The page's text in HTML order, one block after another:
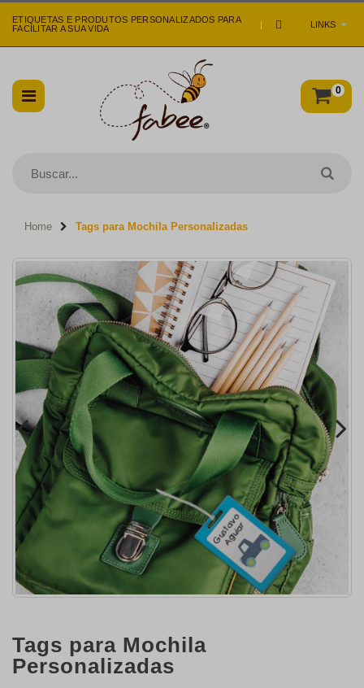
LINKS
ETIQUETAS E PRODUTOS PERSONALIZADOS PARA
FACILITAR A SUA VIDA
|
0
Home Tags para Mochila Personalizadas
Tags para Mochila
Personalizadas